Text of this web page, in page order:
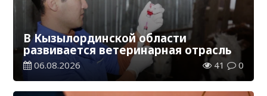
В Кызылординской области
развивается ветеринарная отрасль
06.08.2026 41 0